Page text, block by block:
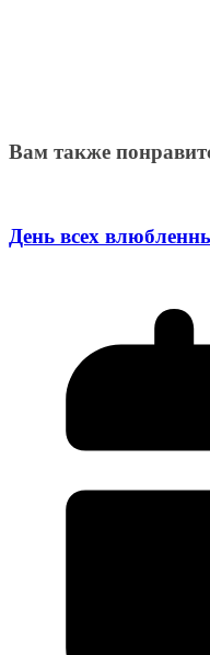
Вам также
День всех